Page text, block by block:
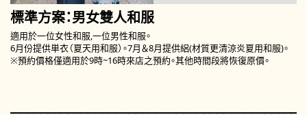
標準方案：男女雙人和服
適用於一位女性和服,一位男性和服。
6月份提供単衣（夏天用和服）。7月＆8月提供絽(材質更清涼炎夏用和服)。
※預約價格僅適用於9時~16時來店之預約。其他時間段將恢復原價。